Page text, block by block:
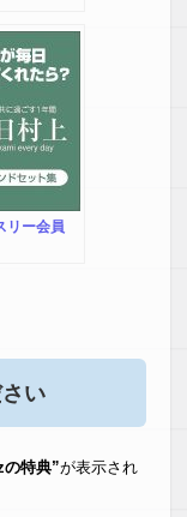
リー会員
い
の特典”が表示され